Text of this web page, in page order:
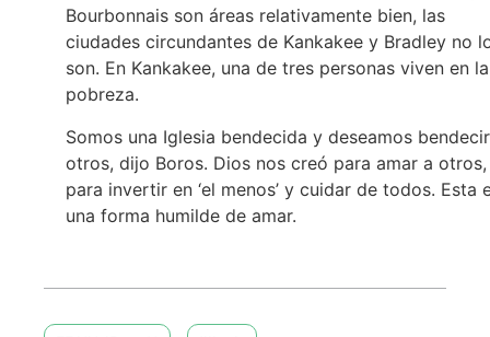
Bourbonnais son áreas relativamente bien, las
ciudades circundantes de Kankakee y Bradley no
son. En Kankakee, una de tres personas viven en la
pobreza.
Somos una Iglesia bendecida y deseamos
otros, dijo Boros. Dios nos creó para amar a otros,
para invertir en ‘el menos’ y cuidar de todos. Esta
una forma humilde de amar.